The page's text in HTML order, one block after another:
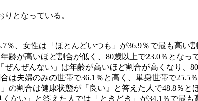
となっている。
％、女性は「ほとんどいつも」が36.9％で最も高い
齢が高いほど割合が低く、80歳以上で23.0％とな
んぜんない」は年齢が高いほど割合が高くなり、
は夫婦のみの世帯で36.1％と高く、単身世帯で25.5
の割合は健康状態が『良い』と答えた人で48.8％と
ない』と答えた人では「ときどき」が34.1％で最も